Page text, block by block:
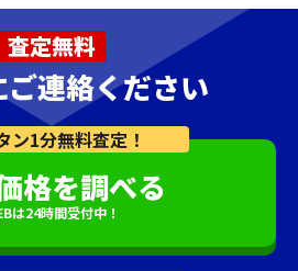
査定無料
ご連絡ください
ン1分無料査定！
格を調べる
は24時間受付中！